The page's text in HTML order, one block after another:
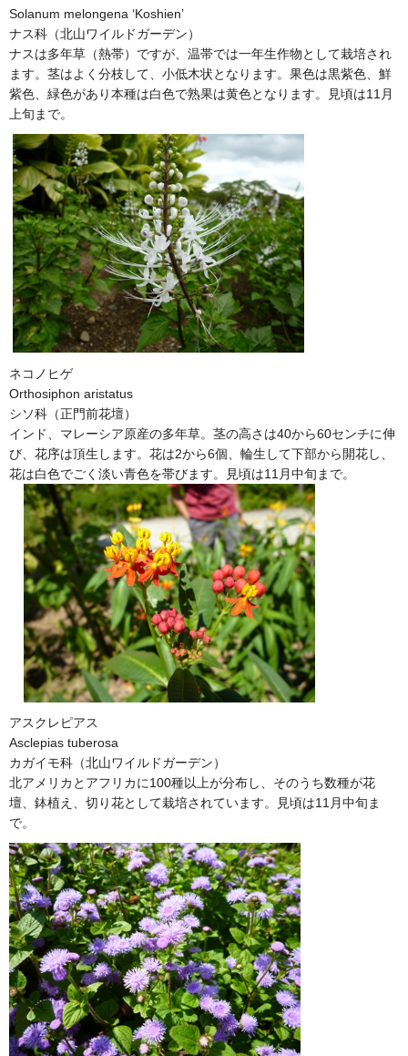
Solanum melongena ‘Koshien’
ナス科（北山ワイルドガーデン）
ナスは多年草（熱帯）ですが、温帯では一年生作物として栽培され
ます。茎はよく分枝して、小低木状となります。果色は黒紫色、鮮
紫色、緑色があり本種は白色で熟果は黄色となります。見頃は11月
上旬まで。
ネコノヒゲ
Orthosiphon aristatus
シソ科（正門前花壇）
インド、マレーシア原産の多年草。茎の高さは40から60センチに伸
び、花序は頂生します。花は2から6個、輪生して下部から開花し、
花は白色でごく淡い青色を帯びます。見頃は11月中旬まで。
アスクレピアス
Asclepias tuberosa
カガイモ科（北山ワイルドガーデン）
北アメリカとアフリカに100種以上が分布し、そのうち数種が花
壇、鉢植え、切り花として栽培されています。見頃は11月中旬ま
で。